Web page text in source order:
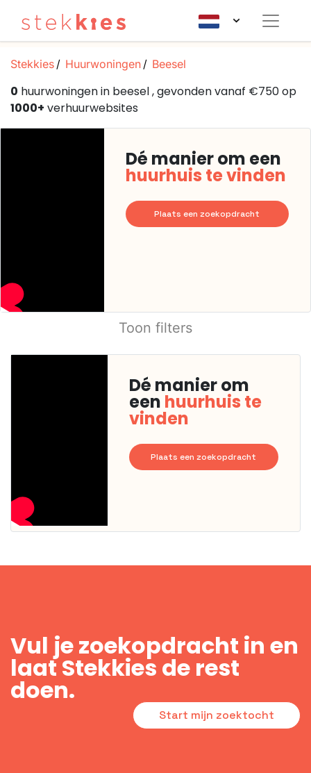
Stekkies Huurwoningen Beesel
0 huurwoningen in beesel , gevonden vanaf €750 op
1000+ verhuurwebsites
Dé manier om een
huurhuis te vinden
Plaats een zoekopdracht
Toon filters
Dé manier om
een huurhuis te
vinden
Plaats een zoekopdracht
Vul je zoekopdracht in en
laat Stekkies de rest
doen.
Start mijn zoektocht